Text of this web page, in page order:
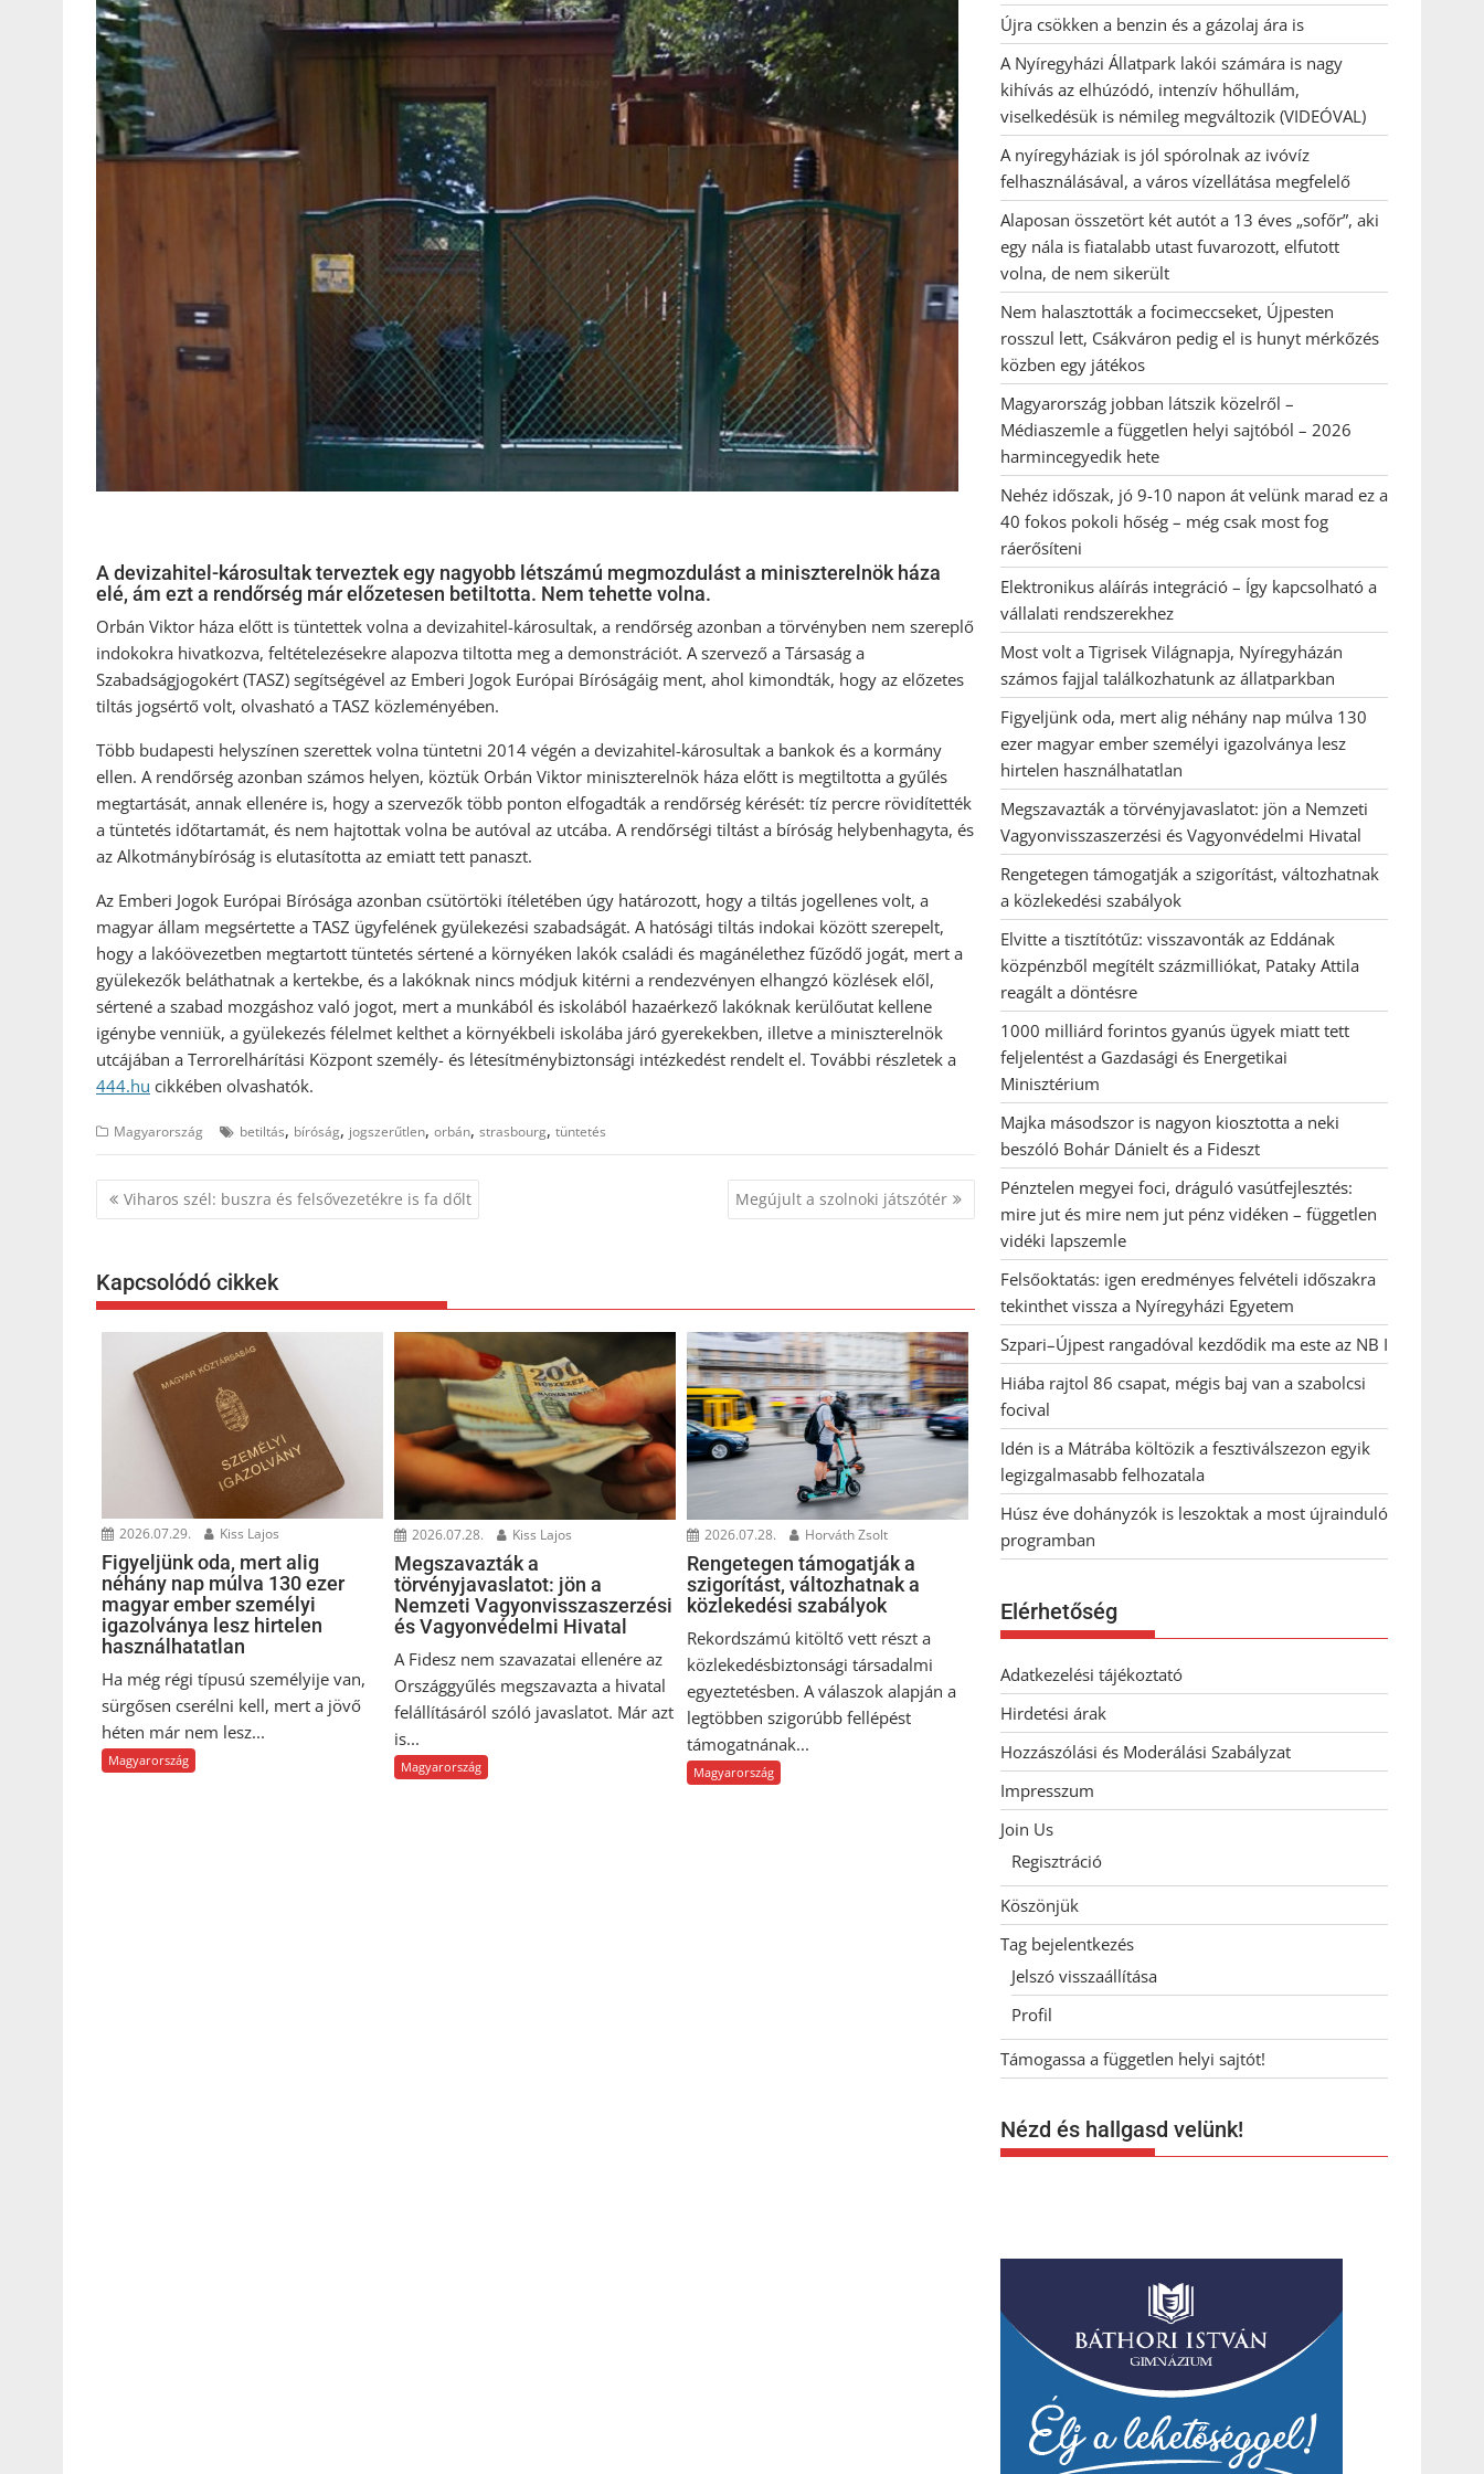
A devizahitel-károsultak terveztek egy nagyobb létszámú megmozdulást a miniszterelnök háza
elé, ám ezt a rendőrség már előzetesen betiltotta. Nem tehette volna.
Orbán Viktor háza előtt is tüntettek volna a devizahitel-károsultak, a rendőrség azonban a törvényben nem szereplő
indokokra hivatkozva, feltételezésekre alapozva tiltotta meg a demonstrációt. A szervező a Társaság a
Szabadságjogokért (TASZ) segítségével az Emberi Jogok Európai Bíróságáig ment, ahol kimondták, hogy az előzetes
tiltás jogsértő volt, olvasható a TASZ közleményében.
Több budapesti helyszínen szerettek volna tüntetni 2014 végén a devizahitel-károsultak a bankok és a kormány
ellen. A rendőrség azonban számos helyen, köztük Orbán Viktor miniszterelnök háza előtt is megtiltotta a gyűlés
megtartását, annak ellenére is, hogy a szervezők több ponton elfogadták a rendőrség kérését: tíz percre rövidítették
a tüntetés időtartamát, és nem hajtottak volna be autóval az utcába. A rendőrségi tiltást a bíróság helybenhagyta, és
az Alkotmánybíróság is elutasította az emiatt tett panaszt.
Az Emberi Jogok Európai Bírósága azonban csütörtöki ítéletében úgy határozott, hogy a tiltás jogellenes volt, a
magyar állam megsértette a TASZ ügyfelének gyülekezési szabadságát. A hatósági tiltás indokai között szerepelt,
hogy a lakóövezetben megtartott tüntetés sértené a környéken lakók családi és magánélethez fűződő jogát, mert a
gyülekezők beláthatnak a kertekbe, és a lakóknak nincs módjuk kitérni a rendezvényen elhangzó közlések elől,
sértené a szabad mozgáshoz való jogot, mert a munkából és iskolából hazaérkező lakóknak kerülőutat kellene
igénybe venniük, a gyülekezés félelmet kelthet a környékbeli iskolába járó gyerekekben, illetve a miniszterelnök
utcájában a Terrorelhárítási Központ személy- és létesítménybiztonsági intézkedést rendelt el. További részletek a
444.hu cikkében olvashatók.
Magyarország betiltás, bíróság, jogszerűtlen, orbán, strasbourg, tüntetés
Bejegyzés
navigáció
Viharos szél: buszra és felsővezetékre is fa dőlt Megújult a szolnoki játszótér
Kapcsolódó cikkek
2026.07.29. Kiss Lajos
Figyeljünk oda, mert alig
néhány nap múlva 130 ezer
magyar ember személyi
igazolványa lesz hirtelen
használhatatlan
Ha még régi típusú személyije van,
sürgősen cserélni kell, mert a jövő
héten már nem lesz...
Magyarország
2026.07.28. Kiss Lajos
Megszavazták a
törvényjavaslatot: jön a
Nemzeti Vagyonvisszaszerzési
és Vagyonvédelmi Hivatal
A Fidesz nem szavazatai ellenére az
Országgyűlés megszavazta a hivatal
felállításáról szóló javaslatot. Már azt
is...
Magyarország
2026.07.28. Horváth Zsolt
Rengetegen támogatják a
szigorítást, változhatnak a
közlekedési szabályok
Rekordszámú kitöltő vett részt a
közlekedésbiztonsági társadalmi
egyeztetésben. A válaszok alapján a
legtöbben szigorúbb fellépést
támogatnának...
Magyarország
Újra csökken a benzin és a gázolaj ára is
A Nyíregyházi Állatpark lakói számára is nagy
kihívás az elhúzódó, intenzív hőhullám,
viselkedésük is némileg megváltozik (VIDEÓVAL)
A nyíregyháziak is jól spórolnak az ivóvíz
felhasználásával, a város vízellátása megfelelő
Alaposan összetört két autót a 13 éves „sofőr”, aki
egy nála is fiatalabb utast fuvarozott, elfutott
volna, de nem sikerült
Nem halasztották a focimeccseket, Újpesten
rosszul lett, Csákváron pedig el is hunyt mérkőzés
közben egy játékos
Magyarország jobban látszik közelről –
Médiaszemle a független helyi sajtóból – 2026
harmincegyedik hete
Nehéz időszak, jó 9-10 napon át velünk marad ez a
40 fokos pokoli hőség – még csak most fog
ráerősíteni
Elektronikus aláírás integráció – Így kapcsolható a
vállalati rendszerekhez
Most volt a Tigrisek Világnapja, Nyíregyházán
számos fajjal találkozhatunk az állatparkban
Figyeljünk oda, mert alig néhány nap múlva 130
ezer magyar ember személyi igazolványa lesz
hirtelen használhatatlan
Megszavazták a törvényjavaslatot: jön a Nemzeti
Vagyonvisszaszerzési és Vagyonvédelmi Hivatal
Rengetegen támogatják a szigorítást, változhatnak
a közlekedési szabályok
Elvitte a tisztítótűz: visszavonták az Eddának
közpénzből megítélt százmilliókat, Pataky Attila
reagált a döntésre
1000 milliárd forintos gyanús ügyek miatt tett
feljelentést a Gazdasági és Energetikai
Minisztérium
Majka másodszor is nagyon kiosztotta a neki
beszóló Bohár Dánielt és a Fideszt
Pénztelen megyei foci, dráguló vasútfejlesztés:
mire jut és mire nem jut pénz vidéken – független
vidéki lapszemle
Felsőoktatás: igen eredményes felvételi időszakra
tekinthet vissza a Nyíregyházi Egyetem
Szpari–Újpest rangadóval kezdődik ma este az NB I
Hiába rajtol 86 csapat, mégis baj van a szabolcsi
focival
Idén is a Mátrába költözik a fesztiválszezon egyik
legizgalmasabb felhozatala
Húsz éve dohányzók is leszoktak a most újrainduló
programban
Elérhetőség
Adatkezelési tájékoztató
Hirdetési árak
Hozzászólási és Moderálási Szabályzat
Impresszum
Join Us
Regisztráció
Köszönjük
Tag bejelentkezés
Jelszó visszaállítása
Profil
Támogassa a független helyi sajtót!
Nézd és hallgasd velünk!